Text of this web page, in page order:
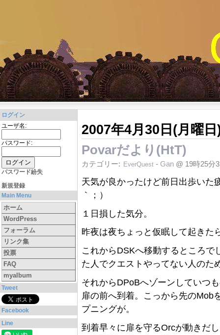
ログイン
ユーザ名:
パスワード:
パスワード紛失
新規登録
Main Menu
ホーム
WordPress
フォーラム
リンク集
投票
FAQ
myalbum
Tweet
Facebook
Line
2007年4月30日(月曜日
Povarだより(HtT)
カテゴリー: EverQuest - Gan @ 19時25分
天気が良かったけど前日出歩いた
｀；）
１日損した気分。
昨夜は夜ちょっと仮眠して起きた
これからDSKへ移動するところで
た人でクエストやってない人のた
それからDPoBへゾーンしていつ
扉の前へ到着。こっから先のMob
プニングが。
到着早々に扉を守るOrcが動きだ